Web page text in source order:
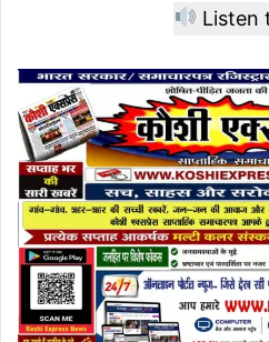
Listen